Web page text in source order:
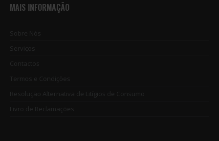
MAIS INFORMAÇÃO
Sobre Nós
Serviços
Contactos
Termos e Condições
Resolução Alternativa de Litígios de Consumo
Livro de Reclamações